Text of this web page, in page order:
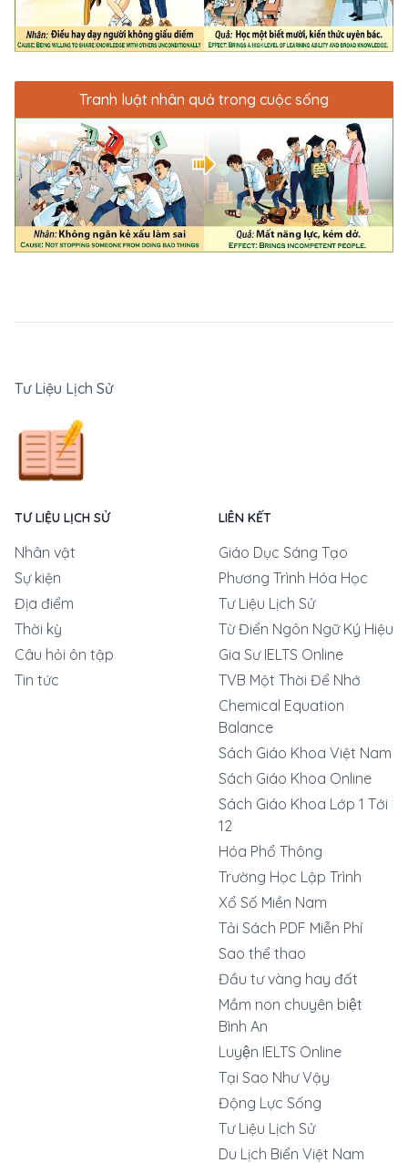
Tranh luật nhân quả trong cuộc sống
Tư Liệu Lịch Sử
TƯ LIỆU LỊCH SỬ
Nhân vật
Sự kiện
Địa điểm
Thời kỳ
Câu hỏi ôn tập
Tin tức
LIÊN KẾT
Giáo Dục Sáng Tạo
Phương Trình Hóa Học
Tư Liệu Lịch Sử
Từ Điển Ngôn Ngữ Ký Hiệu
Gia Sư IELTS Online
TVB Một Thời Để Nhớ
Chemical Equation
Balance
Sách Giáo Khoa Việt Nam
Sách Giáo Khoa Online
Sách Giáo Khoa Lớp 1 Tới
12
Hóa Phổ Thông
Trường Học Lập Trình
Xổ Số Miền Nam
Tải Sách PDF Miễn Phí
Sao thể thao
Đầu tư vàng hay đất
Mầm non chuyên biệt
Bình An
Luyện IELTS Online
Tại Sao Như Vậy
Động Lực Sống
Tư Liệu Lịch Sử
Du Lịch Biển Việt Nam